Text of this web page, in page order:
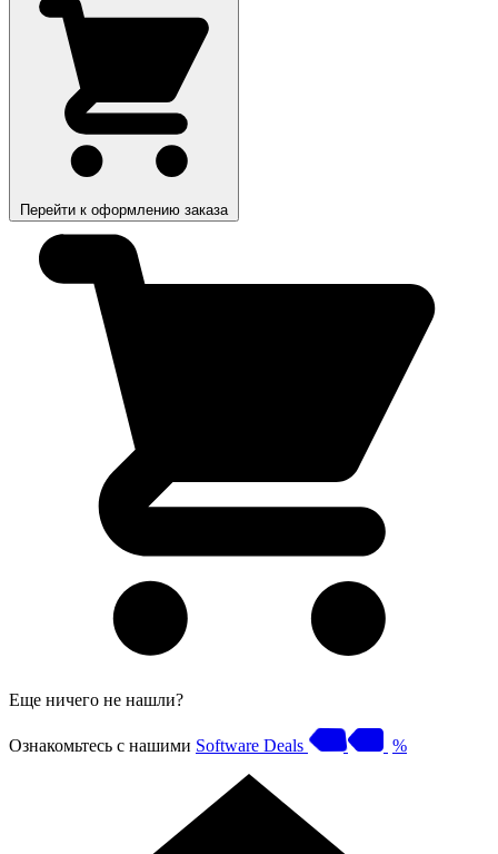
Перейти к оформлению заказа
Еще ничего не нашли?
Ознакомьтесь с нашими Software Deals %